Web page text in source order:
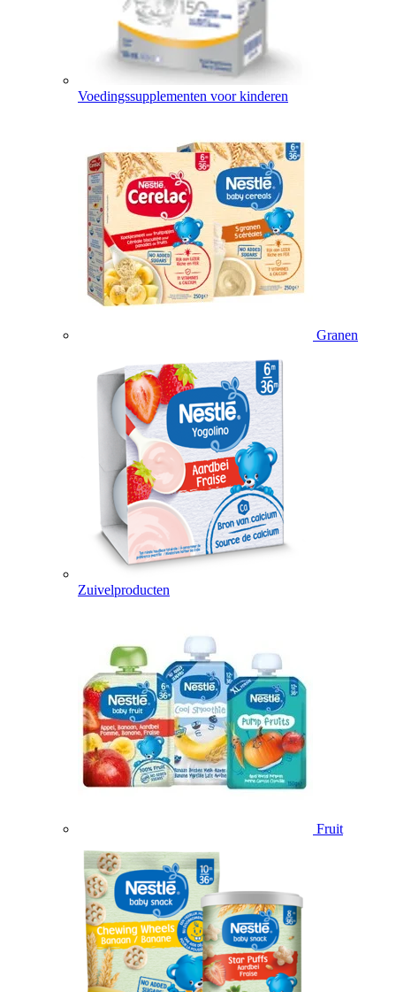
Voedingssupplementen voor kinderen
Granen
Zuivelproducten
Fruit